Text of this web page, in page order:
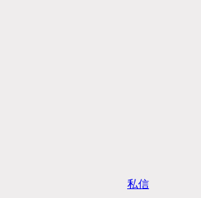
私信